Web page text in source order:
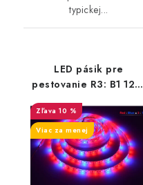
typickej...
LED pásik pre
pestovanie R3: B1 12W
10 %
Viac za menej